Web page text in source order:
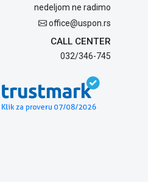
nedeljom ne radimo
office@uspon.rs
CALL CENTER
032/346-745